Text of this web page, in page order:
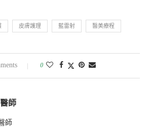
皮膚護理 藍雷射 醫美療程
0
師
師